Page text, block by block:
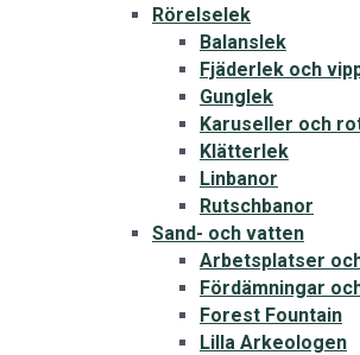
Rörelselek
Balanslek
Fjäderlek och
Gunglek
Karuseller och
Klätterlek
Linbanor
Rutschbanor
Sand- och vatten
Arbetsplatser
Fördämningar
Forest Fountain
Lilla Arkeologen